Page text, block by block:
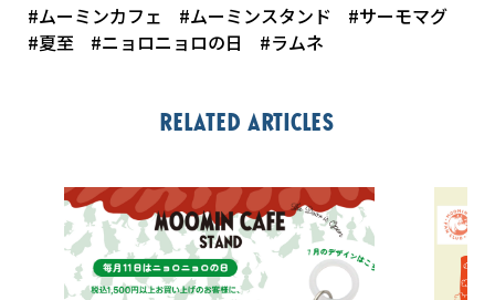
#ムーミンカフェ #ムーミンスタンド
#サーモマグ
#夏至
#ニョロニョロの日 #ラムネ
Related articles